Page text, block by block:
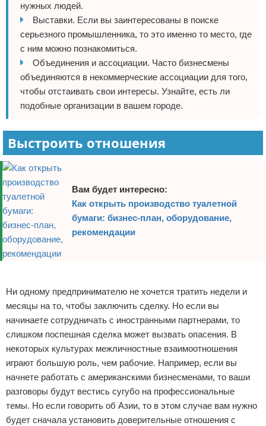
нужных людей.
Выставки. Если вы заинтересованы в поиске
серьезного промышленника, то это именно то место, где
с ним можно познакомиться.
Объединения и ассоциации. Часто бизнесмены
объединяются в некоммерческие ассоциации для того,
чтобы отстаивать свои интересы. Узнайте, есть ли
подобные организации в вашем городе.
Выстроить отношения
Вам будет интересно:
Как открыть производство туалетной
бумаги: бизнес-план, оборудование,
рекомендации
Ни одному предпринимателю не хочется тратить недели и
месяцы на то, чтобы заключить сделку. Но если вы
начинаете сотрудничать с иностранными партнерами, то
слишком поспешная сделка может вызвать опасения. В
некоторых культурах межличностные взаимоотношения
играют большую роль, чем рабочие. Например, если вы
начнете работать с американскими бизнесменами, то ваши
разговоры будут вестись сугубо на профессиональные
темы. Но если говорить об Азии, то в этом случае вам нужно
будет сначала установить доверительные отношения с